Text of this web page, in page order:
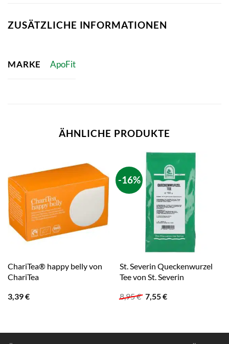
ZUSÄTZLICHE INFORMATIONEN
MARKE ApoFit
ÄHNLICHE PRODUKTE
ChariTea® happy belly von
ChariTea
3,39€
-16%
St. Severin Queckenwurzel
Tee von St. Severin
8,95€ Ursprünglicher
Preis
7,55€Aktueller